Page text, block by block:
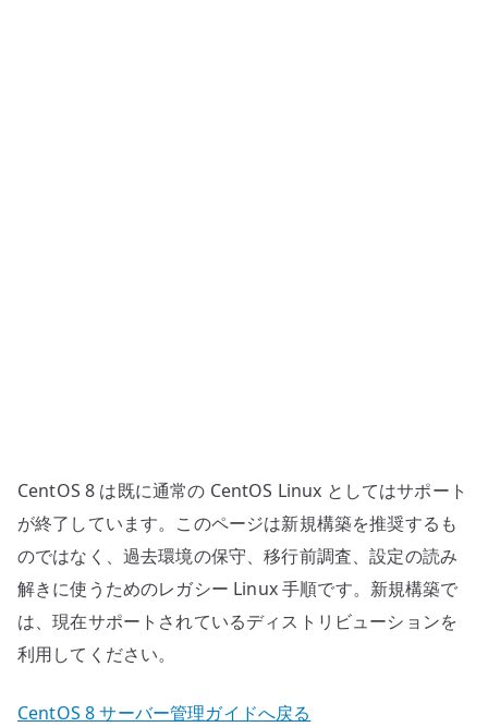
CentOS 8 は既に通常の CentOS Linux としてはサポート
が終了しています。このページは新規構築を推奨するも
のではなく、過去環境の保守、移行前調査、設定の読み
解きに使うためのレガシー Linux 手順です。新規構築で
は、現在サポートされているディストリビューションを
利用してください。
CentOS 8 サーバー管理ガイドへ戻る